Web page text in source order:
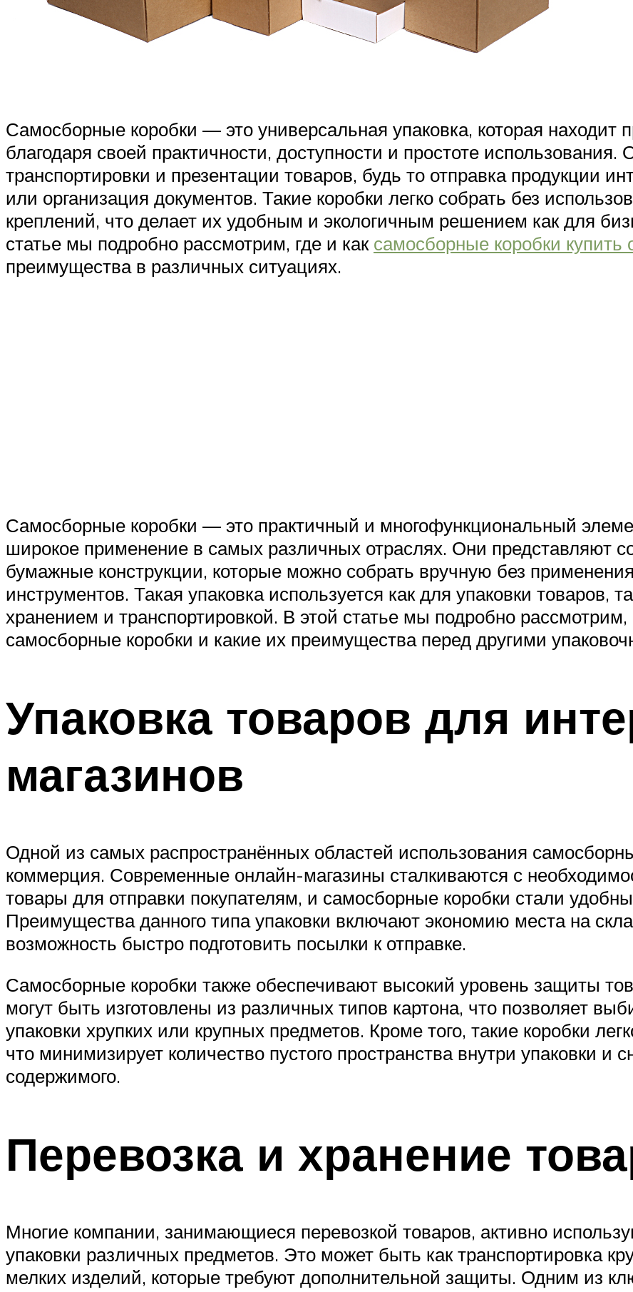
Самосборные коробки — это универсальная упаковка, которая
благодаря своей практичности, доступности и простоте
транспортировки и презентации товаров, будь то отправка продукции
или организация документов. Такие коробки легко собрать без
креплений, что делает их удобным и экологичным решением как для
статье мы подробно рассмотрим, где и как самосборные коробки купить
преимущества в различных ситуациях.
Самосборные коробки — это практичный и многофункциональный
широкое применение в самых различных отраслях. Они представляют
бумажные конструкции, которые можно собрать вручную без
инструментов. Такая упаковка используется как для упаковки товаров,
хранением и транспортировкой. В этой статье мы подробно
самосборные коробки и какие их преимущества перед другими
Упаковка товаров для
магазинов
Одной из самых распространённых областей использования
коммерция. Современные онлайн-магазины сталкиваются с
товары для отправки покупателям, и самосборные коробки стали
Преимущества данного типа упаковки включают экономию места на
возможность быстро подготовить посылки к отправке.
Самосборные коробки также обеспечивают высокий уровень защиты
могут быть изготовлены из различных типов картона, что позволяет
упаковки хрупких или крупных предметов. Кроме того, такие коробки
что минимизирует количество пустого пространства внутри упаковки и
содержимого.
Перевозка и хранение
Многие компании, занимающиеся перевозкой товаров, активно
упаковки различных предметов. Это может быть как транспортировка
мелких изделий, которые требуют дополнительной защиты. Одним из